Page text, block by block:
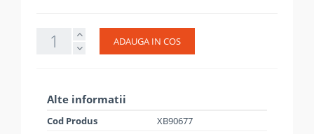
ADAUGA IN COS
Alte informatii
Cod Produs
XB90677